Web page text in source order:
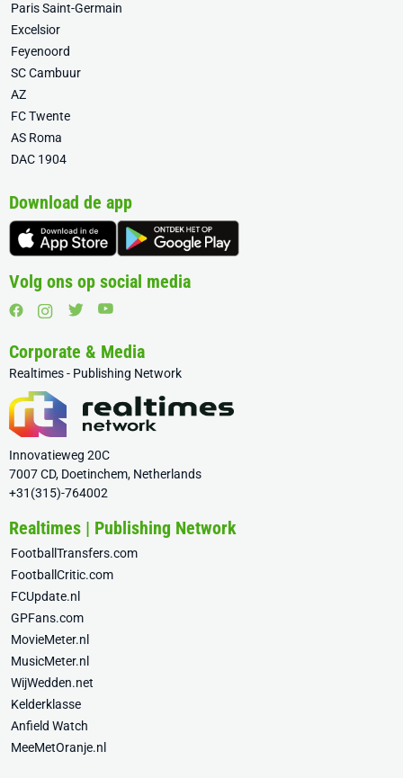
Paris Saint-Germain
Excelsior
Feyenoord
SC Cambuur
AZ
FC Twente
AS Roma
DAC 1904
Download de app
Volg ons op social media
Corporate & Media
Realtimes - Publishing Network
Innovatieweg 20C
7007 CD, Doetinchem, Netherlands
+31(315)-764002
Realtimes | Publishing Network
FootballTransfers.com
FootballCritic.com
FCUpdate.nl
GPFans.com
MovieMeter.nl
MusicMeter.nl
WijWedden.net
Kelderklasse
Anfield Watch
MeeMetOranje.nl